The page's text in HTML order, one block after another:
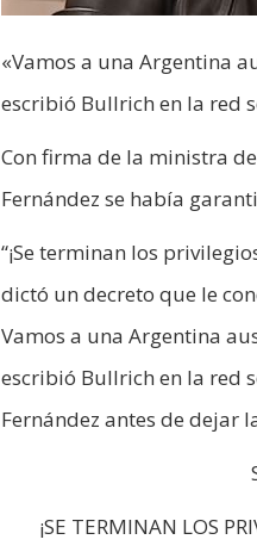
«Vamos a una Argentina
escribió Bullrich en la red
Con firma de la ministra
Fernández se había
“¡Se terminan los
dictó un decreto que le
Vamos a una Argentina
escribió Bullrich en la red
Fernández antes de dejar
¡SE TERMINAN LOS